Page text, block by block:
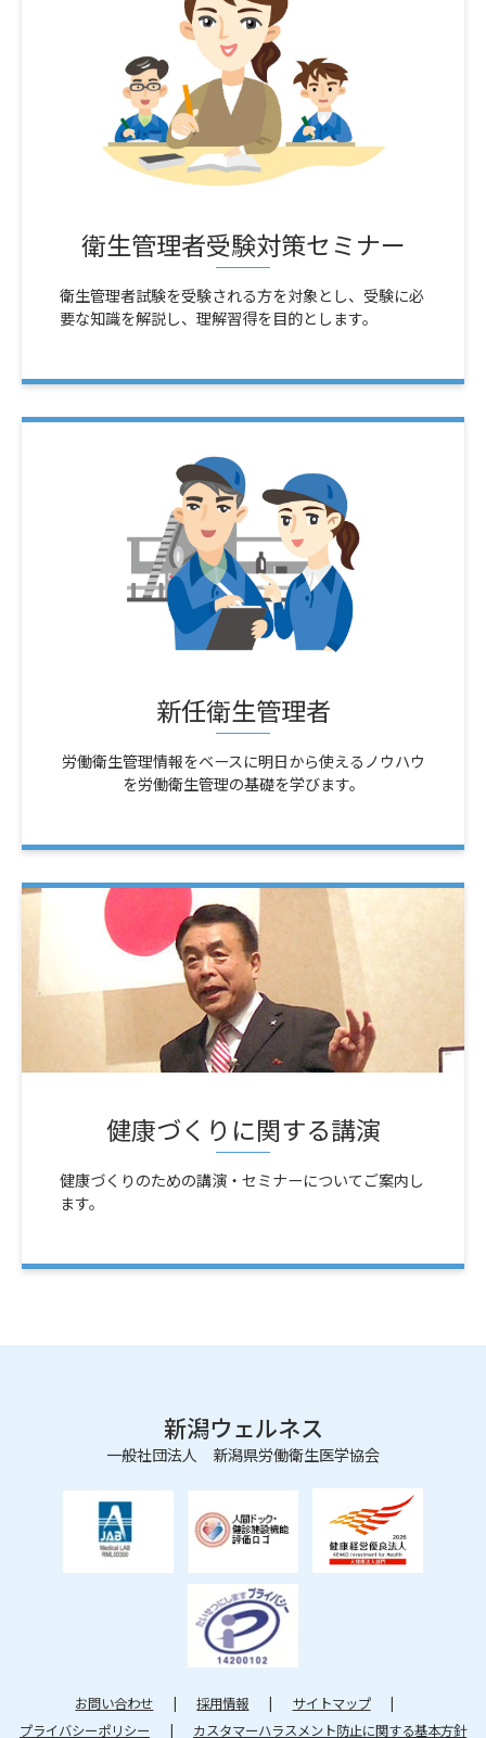
衛生管理者受験対策セミナー
衛生管理者試験を受験される方を対象とし、受験に必
要な知識を解説し、理解習得を目的とします。
新任衛生管理者
労働衛生管理情報をベースに明日から使えるノウハウ
を労働衛生管理の基礎を学びます。
健康づくりに関する講演
健康づくりのための講演・セミナーについてご案内し
ます。
新潟ウェルネス
一般社団法人 新潟県労働衛生医学協会
お問い合わせ 採用情報
サイトマップ
プライバシーポリシー
カスタマーハラスメント防止に関する基本方針